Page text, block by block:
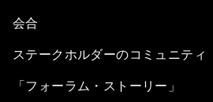
会合
ステークホルダーのコミュニティ
「フォーラム・ストーリー」